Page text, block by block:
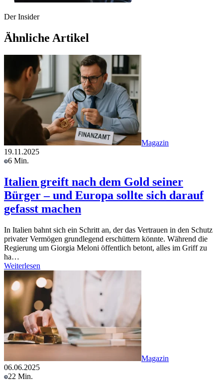
Der Insider
Ähnliche Artikel
Magazin
19.11.2025
6 Min.
Italien greift nach dem Gold seiner
Bürger – und Europa sollte sich darauf
gefasst machen
In Italien bahnt sich ein Schritt an, der das Vertrauen in den Schutz
privater Vermögen grundlegend erschüttern könnte. Während die
Regierung um Giorgia Meloni öffentlich betont, alles im Griff zu
ha…
Weiterlesen
Magazin
06.06.2025
22 Min.